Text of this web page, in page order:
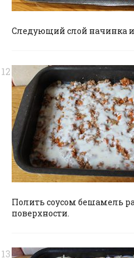
Следующий слой начинка
Полить соусом бешамель
поверхности.